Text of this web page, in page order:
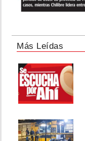
Más Leídas